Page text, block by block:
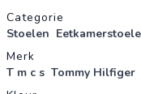
Productgegevens
Categorie
Stoelen
Merk
T m c s Tommy Hilfiger